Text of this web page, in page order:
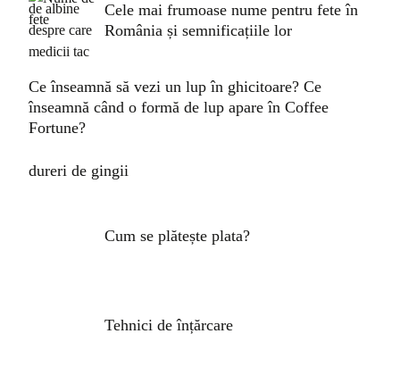
Cele mai frumoase nume pentru fete în
România și semnificațiile lor
Ce înseamnă să vezi un lup în ghicitoare? Ce
înseamnă când o formă de lup apare în Coffee
Fortune?
dureri de gingii
Cum se plătește plata?
Tehnici de înțărcare